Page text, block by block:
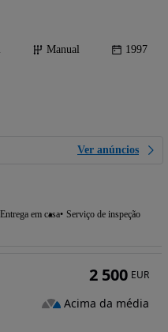
Manual 1997
Ver anúncios
Entrega em casa Serviço de inspeção
2 500 EUR
Acima da média